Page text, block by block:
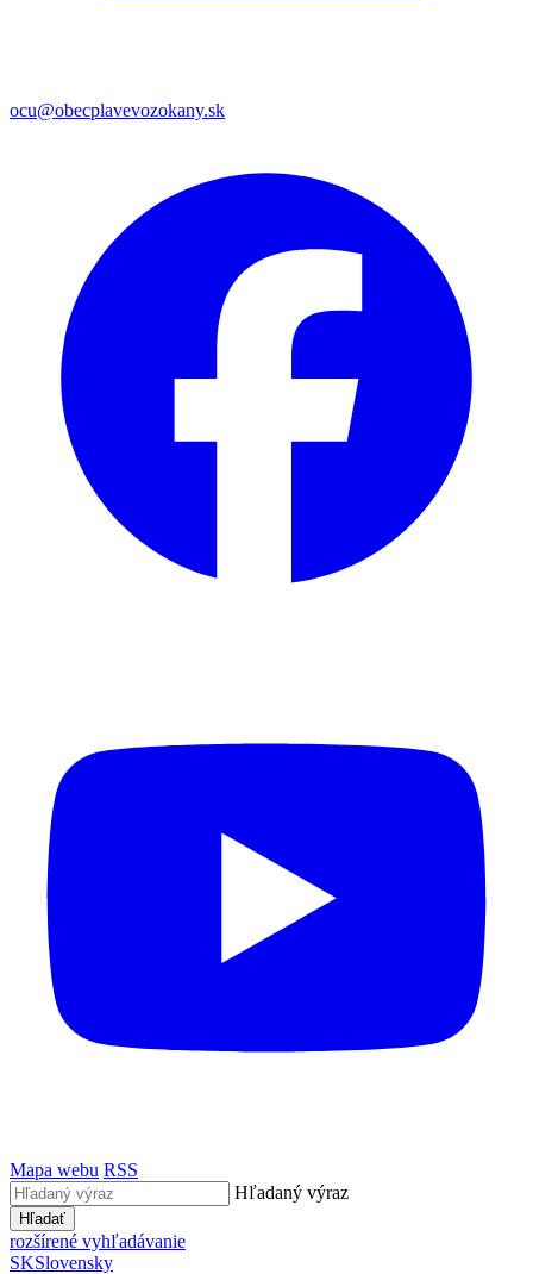
ocu@obecplavevozokany.sk
Mapa webu RSS
Hľadaný výraz
Hľadať
rozšírené vyhľadávanie
SKSlovensky